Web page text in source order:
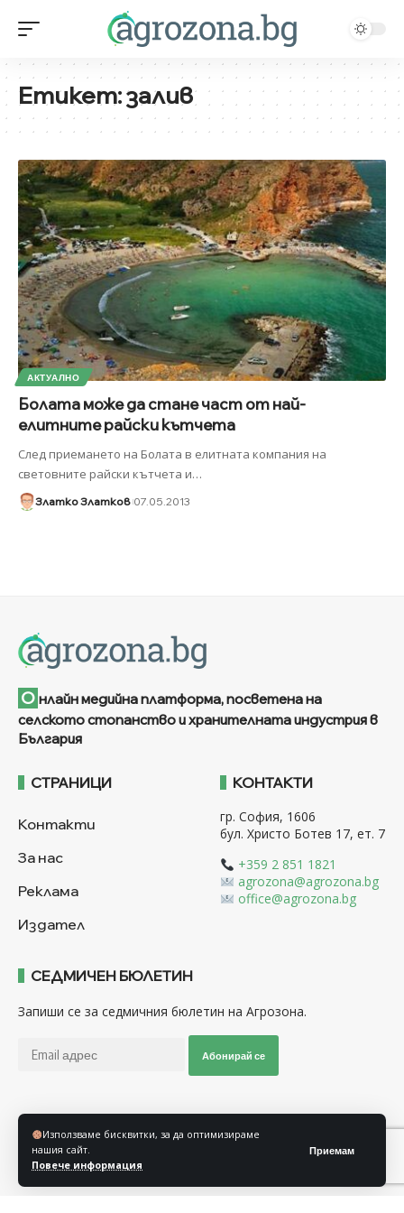
Използваме бисквитки, за да оптимизираме
нашия сайт.
Повече информация
Приемам
Етикет:залив
АКТУАЛНО
Болата може да стане част от най-
елитните райски кътчета
След приемането на Болата в елитната компания на
световните райски кътчета и…
Златко Златков 07.05.2013
О нлайн медийна платформа, посветена на
селското стопанство и хранителната индустрия в
България
СТРАНИЦИ
Контакти
За нас
Реклама
Издател
КОНТАКТИ
гр. София, 1606
бул. Христо Ботев 17, ет. 7
+359 2 851 1821
agrozona@agrozona.bg
office@agrozona.bg
СЕДМИЧЕН БЮЛЕТИН
Запиши се за седмичния бюлетин на Агрозона.
Абонирай се
Последвайте ни